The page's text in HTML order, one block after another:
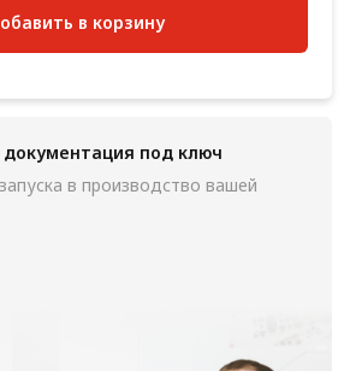
в корзину
документация под ключ
в производство вашей